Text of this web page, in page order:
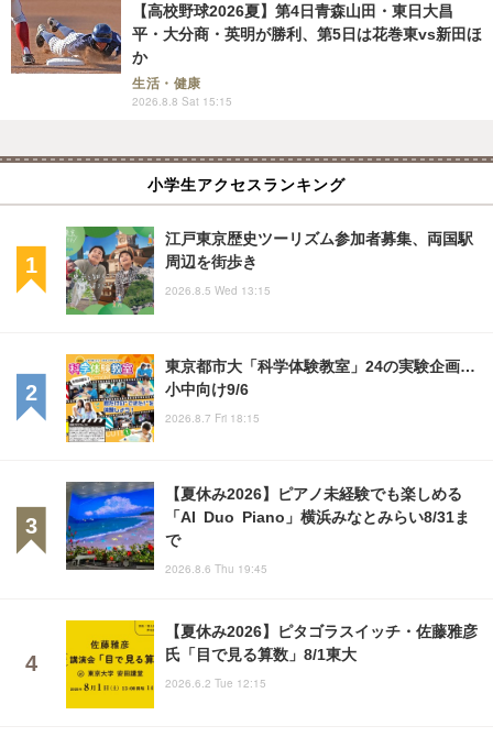
【高校野球2026夏】第4日青森山田・東日大昌
平・大分商・英明が勝利、第5日は花巻東vs新田ほ
か
生活・健康
2026.8.8 Sat 15:15
小学生アクセスランキング
江戸東京歴史ツーリズム参加者募集、両国駅
周辺を街歩き
2026.8.5 Wed 13:15
東京都市大「科学体験教室」24の実験企画…
小中向け9/6
2026.8.7 Fri 18:15
【夏休み2026】ピアノ未経験でも楽しめる
「AI Duo Piano」横浜みなとみらい8/31ま
で
2026.8.6 Thu 19:45
【夏休み2026】ピタゴラスイッチ・佐藤雅彦
氏「目で見る算数」8/1東大
2026.6.2 Tue 12:15